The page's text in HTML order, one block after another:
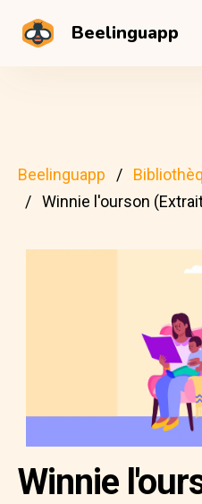
Beelinguapp
Beelinguapp
Winnie l'ourson
Winnie